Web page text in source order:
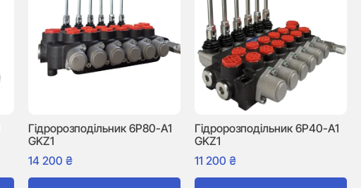
Гідророзподільник 6P80-A1
GKZ1
14 200 ₴
Гідророзподільник 6P40-A1
GKZ1
11 200 ₴